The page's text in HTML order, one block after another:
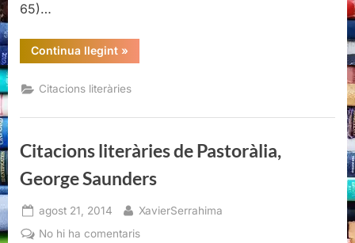
65)…
Continua llegint“Citacions
literàries
Pastoràlia,
George
»
Citacions literàries
Citacions literàries de Pastoràlia,
George Saunders
Posted
on
agost 21, 2014 By
XavierSerrahima
No hi ha comentarisa